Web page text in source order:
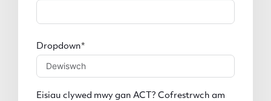
Dropdown
Eisiau clywed mwy gan ACT? Cofrestrwch am